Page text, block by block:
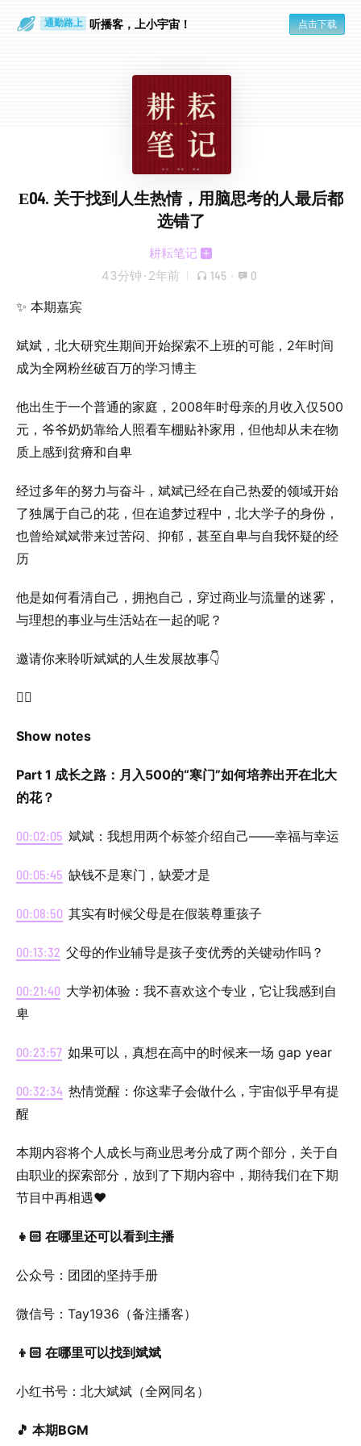
通勤路上 听播客，上小宇宙！ 点击下载
E04. 关于找到人生热情，用脑思考的人最后都
选错了
耕耘笔记
43分钟 · 2年前 145 · 0
✨ 本期嘉宾
斌斌，北大研究生期间开始探索不上班的可能，2年时间
成为全网粉丝破百万的学习博主
他出生于一个普通的家庭，2008年时母亲的月收入仅500
元，爷爷奶奶靠给人照看车棚贴补家用，但他却从未在物
质上感到贫瘠和自卑
经过多年的努力与奋斗，斌斌已经在自己热爱的领域开始
了独属于自己的花，但在追梦过程中，北大学子的身份，
也曾给斌斌带来过苦闷、抑郁，甚至自卑与自我怀疑的经
历
他是如何看清自己，拥抱自己，穿过商业与流量的迷雾，
与理想的事业与生活站在一起的呢？
邀请你来聆听斌斌的人生发展故事👇
✍🏻
Show notes
Part 1 成长之路：月入500的“寒门”如何培养出开在北大
的花？
00:02:05 斌斌：我想用两个标签介绍自己——幸福与幸运
00:05:45 缺钱不是寒门，缺爱才是
00:08:50 其实有时候父母是在假装尊重孩子
00:13:32 父母的作业辅导是孩子变优秀的关键动作吗？
00:21:40 大学初体验：我不喜欢这个专业，它让我感到自
卑
00:23:57 如果可以，真想在高中的时候来一场 gap year
00:32:34 热情觉醒：你这辈子会做什么，宇宙似乎早有提
醒
本期内容将个人成长与商业思考分成了两个部分，关于自
由职业的探索部分，放到了下期内容中，期待我们在下期
节目中再相遇❤️
👧🏻 在哪里还可以看到主播
公众号：团团的坚持手册
微信号：Tay1936（备注播客）
👦🏻 在哪里可以找到斌斌
小红书号：北大斌斌（全网同名）
🎵 本期BGM